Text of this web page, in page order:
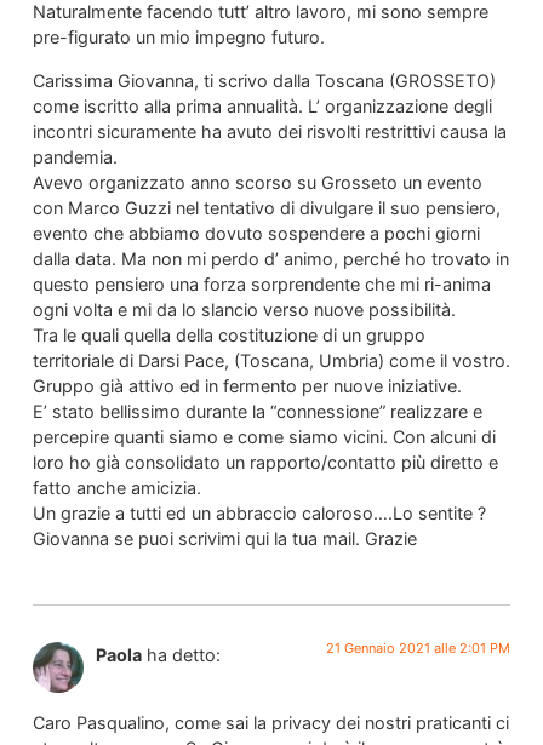
Naturalmente facendo tutt’ altro lavoro, mi sono sempre
pre-figurato un mio impegno futuro.
Carissima Giovanna, ti scrivo dalla Toscana (GROSSETO)
come iscritto alla prima annualità. L’ organizzazione degli
incontri sicuramente ha avuto dei risvolti restrittivi causa la
pandemia.
Avevo organizzato anno scorso su Grosseto un evento
con Marco Guzzi nel tentativo di divulgare il suo pensiero,
evento che abbiamo dovuto sospendere a pochi giorni
dalla data. Ma non mi perdo d’ animo, perché ho trovato in
questo pensiero una forza sorprendente che mi ri-anima
ogni volta e mi da lo slancio verso nuove possibilità.
Tra le quali quella della costituzione di un gruppo
territoriale di Darsi Pace, (Toscana, Umbria) come il vostro.
Gruppo già attivo ed in fermento per nuove iniziative.
E’ stato bellissimo durante la “connessione” realizzare e
percepire quanti siamo e come siamo vicini. Con alcuni di
loro ho già consolidato un rapporto/contatto più diretto e
fatto anche amicizia.
Un grazie a tutti ed un abbraccio caloroso….Lo sentite ?
Giovanna se puoi scrivimi qui la tua mail. Grazie
Paola ha detto: 21 Gennaio 2021 alle 2:01 PM
Caro Pasqualino, come sai la privacy dei nostri praticanti ci